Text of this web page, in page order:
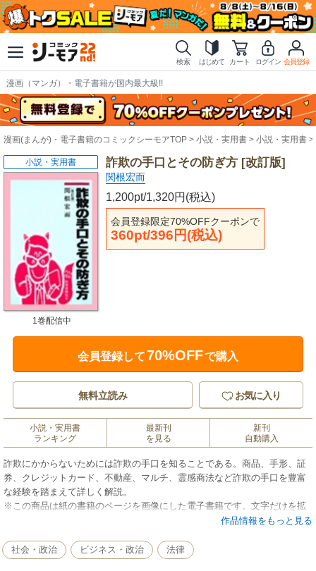
検索 はじめて カート ログイン 会員登録
漫画（マンガ）・電子書籍が国内最大級!!
漫画(まんが)・電子書籍のコミックシーモアTOP 小説・実用書 小説・実用書
詐欺の手口とその防ぎ方 [改訂版]
関根宏而
1,200pt/1,320円(税込)
会員登録限定70%OFFクーポンで
360pt/396円(税込)
小説・実用書
1巻配信中
会員登録して70%OFFで購入
無料立読み お気に入り
小説・実用書
ランキング
最新刊
を見る
新刊
自動購入
詐欺にかからないためには詐欺の手口を知ることである。商品、手形、証
券、クレジットカード、不動産、マルチ、霊感商法など詐欺の手口を豊富
な経験を踏まえて詳しく解説。
※この商品は紙の書籍のページを画像にした電子書籍です。文字だけを拡
大することはできませんので、予めご了承ください。試し読みファイルに
作品情報をもっと見る
社会・政治 ビジネス・政治 法律